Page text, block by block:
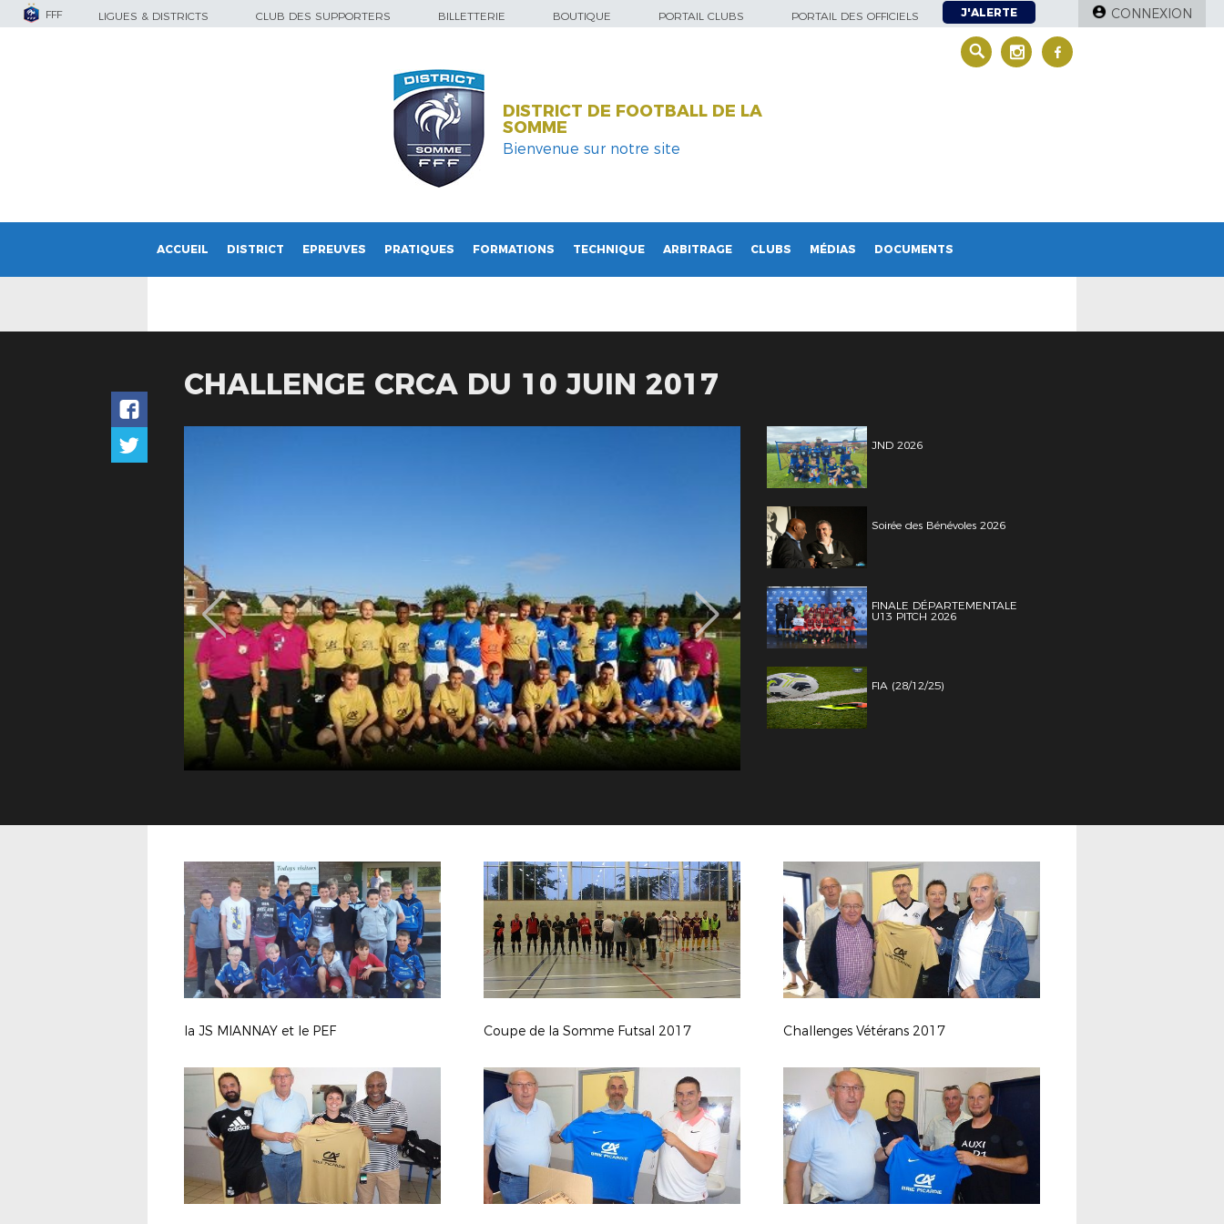
FFF LIGUES & DISTRICTS CLUB DES SUPPORTERS BILLETTERIE BOUTIQUE PORTAIL CLUBS PORTAIL DES OFFICIELS J'ALERTE CONNEXION
DISTRICT DE FOOTBALL DE LA
SOMME
Bienvenue sur notre site
ACCUEIL DISTRICT EPREUVES PRATIQUES FORMATIONS TECHNIQUE ARBITRAGE CLUBS MÉDIAS DOCUMENTS
CHALLENGE CRCA DU 10 JUIN 2017
JND 2026
Soirée des Bénévoles 2026
FINALE DÉPARTEMENTALE
U13 PITCH 2026
FIA (28/12/25)
la JS MIANNAY et le PEF Coupe de la Somme Futsal 2017 Challenges Vétérans 2017